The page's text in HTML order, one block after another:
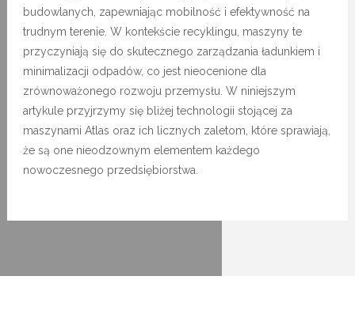
budowlanych, zapewniając mobilność i efektywność na
trudnym terenie. W kontekście recyklingu, maszyny te
przyczyniają się do skutecznego zarządzania ładunkiem i
minimalizacji odpadów, co jest nieocenione dla
zrównoważonego rozwoju przemysłu. W niniejszym
artykule przyjrzymy się bliżej technologii stojącej za
maszynami Atlas oraz ich licznych zaletom, które sprawiają,
że są one nieodzownym elementem każdego
nowoczesnego przedsiębiorstwa.